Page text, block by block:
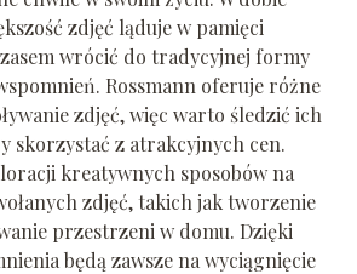
zdjęć ląduje w pamięci
wrócić do tradycyjnej formy
Rossmann oferuje różne
zdjęć, więc warto śledzić ich
skorzystać z atrakcyjnych cen.
kreatywnych sposobów na
zdjęć, takich jak tworzenie
przestrzeni w domu. Dzięki
będą zawsze na wyciągnięcie